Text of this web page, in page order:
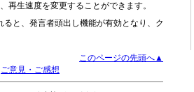
再生速度を変更することができます。
と、発言者頭出し機能が有効となり、ク
このページの先頭へ▲
ご意見・ご感想